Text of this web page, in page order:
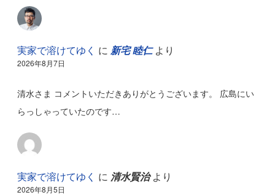
実家で溶けてゆく に 新宅 睦仁より
2026年8月7日
清水さま コメントいただきありがとうございます。 広島にい
らっしゃっていたのです…
実家で溶けてゆく に 清水賢治より
2026年8月5日